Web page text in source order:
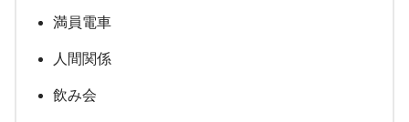
満員電車
人間関係
飲み会